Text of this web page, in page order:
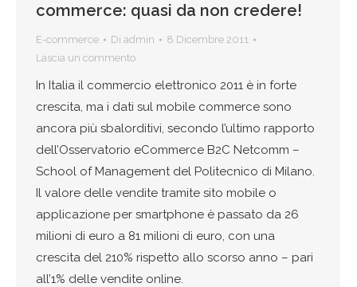
commerce: quasi da non credere!
E-commerce Di admin
8 Dicembre 2011
Lascia un commento
In Italia il commercio elettronico 2011 è in forte
crescita, ma i dati sul mobile commerce sono
ancora più sbalorditivi, secondo l’ultimo rapporto
dell’Osservatorio eCommerce B2C Netcomm –
School of Management del Politecnico di Milano.
Il valore delle vendite tramite sito mobile o
applicazione per smartphone è passato da 26
milioni di euro a 81 milioni di euro, con una
crescita del 210% rispetto allo scorso anno – pari
all’1% delle vendite online.